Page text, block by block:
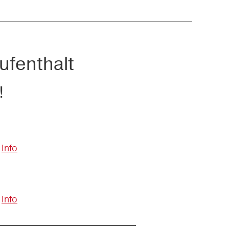
Info
Info